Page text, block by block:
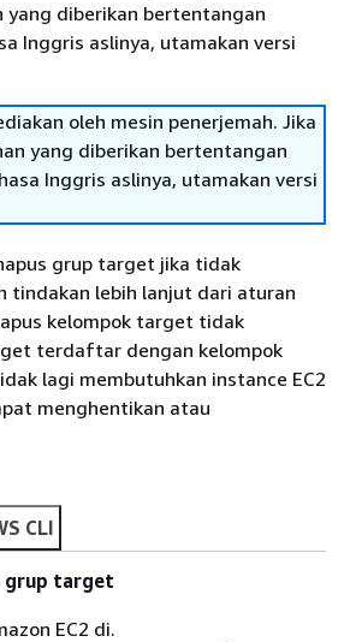
yang diberikan bertentangan
Inggris aslinya, utamakan versi
oleh mesin penerjemah. Jika
yang diberikan bertentangan
Inggris aslinya, utamakan versi
grup target jika tidak
tindakan lebih lanjut dari aturan
kelompok target tidak
terdaftar dengan kelompok
lagi membutuhkan instance EC2
menghentikan atau
CLI
grup target
EC2 di.